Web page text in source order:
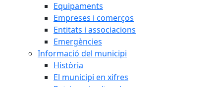
Equipaments
Empreses i comerços
Entitats i associacions
Emergències
Informació del municipi
Història
El municipi en xifres